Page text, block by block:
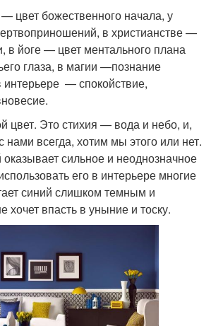
цвет божественного начала, у
в христианстве —
в йоге — цвет ментального плана
глаза, в магии —познание
интерьере — спокойствие,
цвет. Это стихия — вода и небо, и,
нами всегда, хотим мы этого или нет.
сильное и неоднозначное
его в интерьере многие
синий слишком темным и
хочет впасть в уныние и тоску.